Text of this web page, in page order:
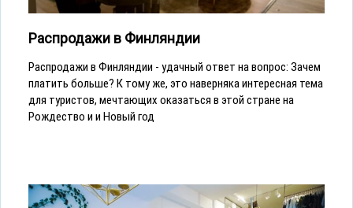
Распродажи в Финляндии
Распродажи в Финляндии - удачный ответ на вопрос: Зачем
платить больше? К тому же, это наверняка интересная тема
для туристов, мечтающих оказаться в этой стране на
Рождество и и Новый год